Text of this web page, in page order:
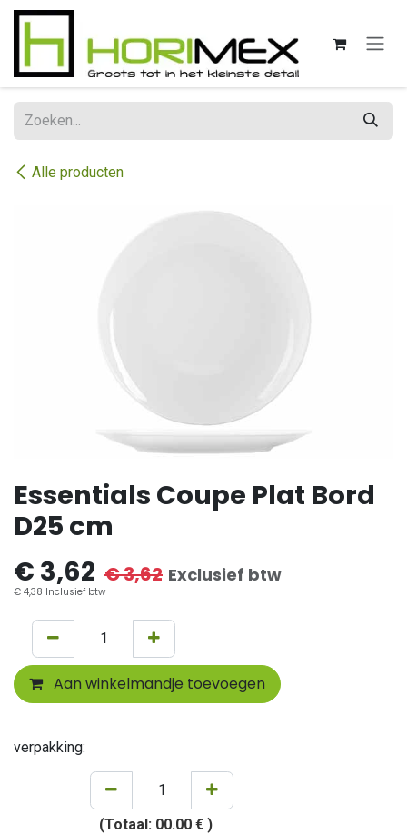
Overslaan naar inhoud
Alle producten
Essentials Coupe Plat Bord
D25 cm
€ 3,62 €3,62 Exclusief btw
€ 4,38 Inclusief btw
Aan winkelmandje toevoegen
verpakking:
(Totaal: 00.00 € )